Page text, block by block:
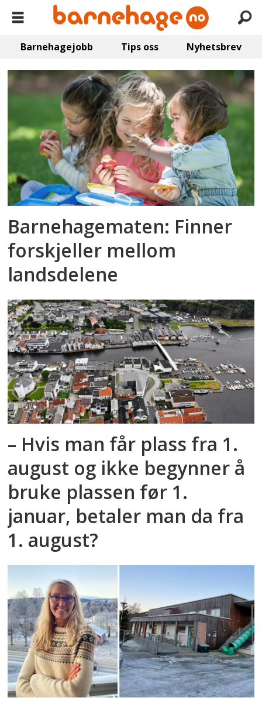
Barnehagejobb Tips oss Nyhetsbrev
Emne:
kjøkkenpersonell
Barnehagematen: Finner
forskjeller mellom
landsdelene
– Hvis man får plass fra 1.
august og ikke begynner å
bruke plassen før 1.
januar, betaler man da fra
1. august?